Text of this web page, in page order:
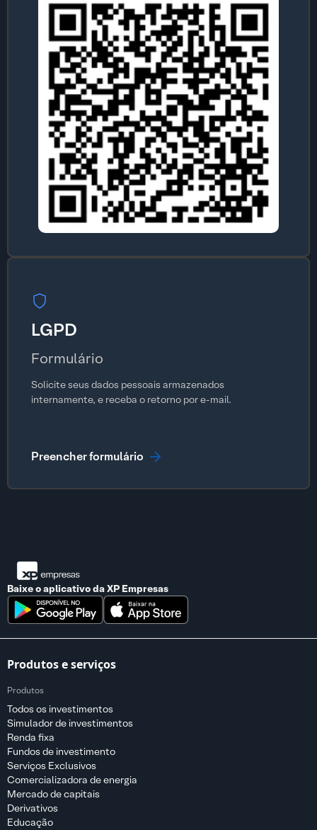
LGPD
Formulário
Solicite seus dados pessoais armazenados
internamente, e receba o retorno por e-mail.
Preencher formulário
Baixe o aplicativo daXP Empresas
Produtos e serviços
Produtos
Todos os investimentos
Simulador de investimentos
Renda fixa
Fundos de investimento
Serviços Exclusivos
Comercializadora de energia
Mercado de capitais
Derivativos
Educação